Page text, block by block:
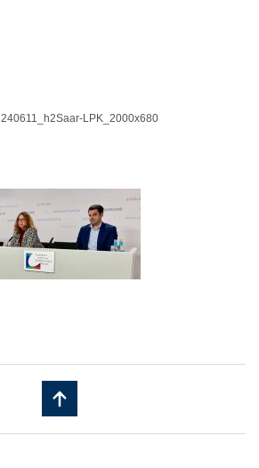
240611_h2Saar-LPK_2000x680